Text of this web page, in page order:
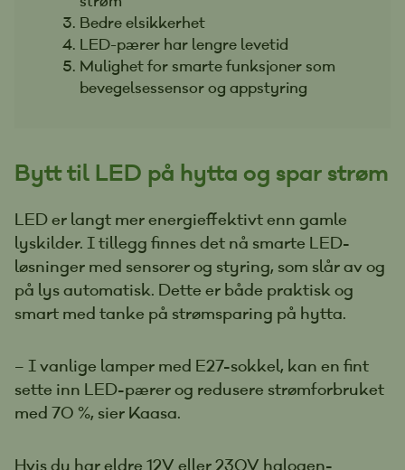
Bedre elsikkerhet
LED-pærer har lengre levetid
Mulighet for smarte funksjoner som
bevegelsessensor og appstyring
Bytt til LED på hytta og spar strøm
LED er langt mer energieffektivt enn gamle
lyskilder. I tillegg finnes det nå smarte LED-
løsninger med sensorer og styring, som slår av og
på lys automatisk. Dette er både praktisk og
smart med tanke på strømsparing på hytta.
– I vanlige lamper med E27-sokkel, kan en fint
sette inn LED-pærer og redusere strømforbruket
med 70 %, sier Kaasa.
Hvis du har eldre 12V eller 230V halogen-